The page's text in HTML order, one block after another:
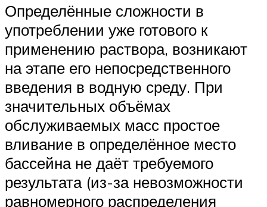
Определённые сложности в
употреблении уже готового к
применению раствора, возникают
на этапе его непосредственного
введения в водную среду. При
значительных объёмах
обслуживаемых масс простое
вливание в определённое место
бассейна не даёт требуемого
результата (из-за невозможности
равномерного распределения